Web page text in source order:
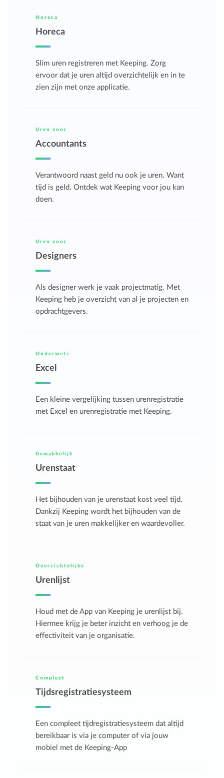
Horeca
Horeca
Slim uren registreren met Keeping. Zorg
ervoor dat je uren altijd overzichtelijk en in te
zien zijn met onze applicatie.
Uren voor
Accountants
Verantwoord naast geld nu ook je uren. Want
tijd is geld. Ontdek wat Keeping voor jou kan
doen.
Uren voor
Designers
Als designer werk je vaak projectmatig. Met
Keeping heb je overzicht van al je projecten en
opdrachtgevers.
Ouderwets
Excel
Een kleine vergelijking tussen urenregistratie
met Excel en urenregistratie met Keeping.
Gemakkelijk
Urenstaat
Het bijhouden van je urenstaat kost veel tijd.
Dankzij Keeping wordt het bijhouden van de
staat van je uren makkelijker en waardevoller.
Overzichtelijke
Urenlijst
Houd met de App van Keeping je urenlijst bij.
Hiermee krijg je beter inzicht en verhoog je de
effectiviteit van je organisatie.
Compleet
Tijdsregistratiesysteem
Een compleet tijdregistratiesysteem dat altijd
bereikbaar is via je computer of via jouw
mobiel met de Keeping-App